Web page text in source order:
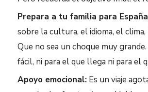
Prepara a tu familia para
sobre la cultura, el idioma, el
Que no sea un choque muy
fácil, ni para el que llega ni para el
Apoyo emocional: Es un viaje